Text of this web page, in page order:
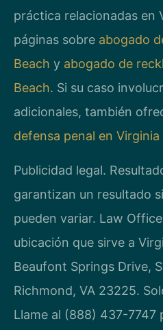
práctica relacionadas en
páginas sobre abogado
Beach y abogado de
Beach. Si su caso
adicionales, también
defensa penal en Virginia
Publicidad legal.
garantizan un resultado
pueden variar. Law
ubicación que sirve a
Beaufont Springs Drive,
Richmond, VA 23225.
Llame al (888) 437-7747